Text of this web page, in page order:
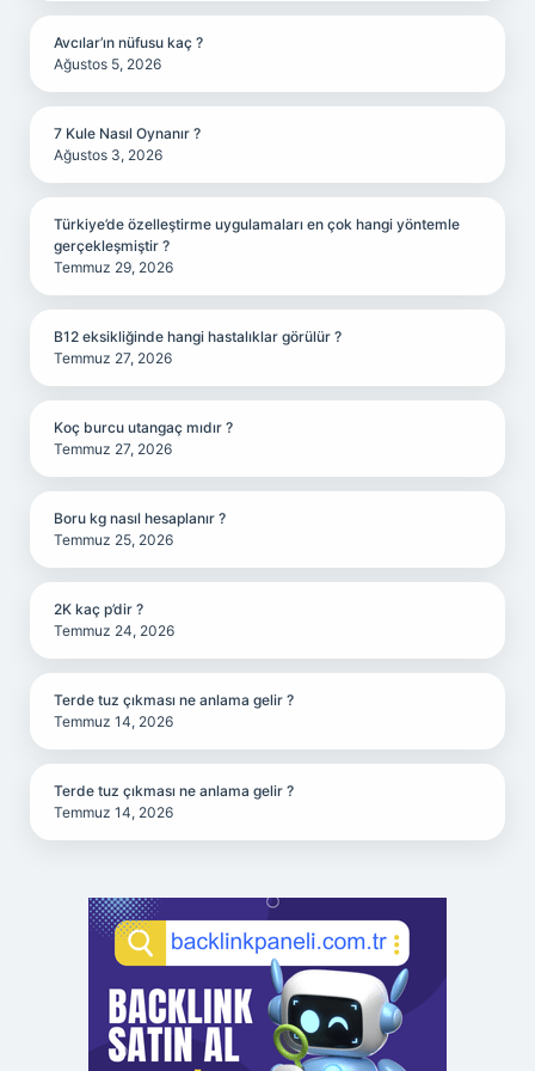
Avcılar’ın nüfusu kaç ?
Ağustos 5, 2026
7 Kule Nasıl Oynanır ?
Ağustos 3, 2026
Türkiye’de özelleştirme uygulamaları en çok hangi yöntemle
gerçekleşmiştir ?
Temmuz 29, 2026
B12 eksikliğinde hangi hastalıklar görülür ?
Temmuz 27, 2026
Koç burcu utangaç mıdır ?
Temmuz 27, 2026
Boru kg nasıl hesaplanır ?
Temmuz 25, 2026
2K kaç p’dir ?
Temmuz 24, 2026
Terde tuz çıkması ne anlama gelir ?
Temmuz 14, 2026
Terde tuz çıkması ne anlama gelir ?
Temmuz 14, 2026